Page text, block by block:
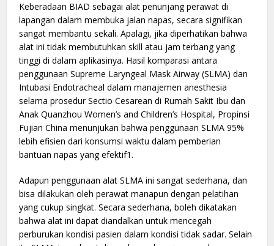
Keberadaan BIAD sebagai alat penunjang perawat di
lapangan dalam membuka jalan napas, secara signifikan
sangat membantu sekali. Apalagi, jika diperhatikan bahwa
alat ini tidak membutuhkan skill atau jam terbang yang
tinggi di dalam aplikasinya. Hasil komparasi antara
penggunaan Supreme Laryngeal Mask Airway (SLMA) dan
Intubasi Endotracheal dalam manajemen anesthesia
selama prosedur Sectio Cesarean di Rumah Sakit Ibu dan
Anak Quanzhou Women’s and Children’s Hospital, Propinsi
Fujian China menunjukan bahwa penggunaan SLMA 95%
lebih efisien dari konsumsi waktu dalam pemberian
bantuan napas yang efektif1.
Adapun penggunaan alat SLMA ini sangat sederhana, dan
bisa dilakukan oleh perawat manapun dengan pelatihan
yang cukup singkat. Secara sederhana, boleh dikatakan
bahwa alat ini dapat diandalkan untuk mencegah
perburukan kondisi pasien dalam kondisi tidak sadar. Selain